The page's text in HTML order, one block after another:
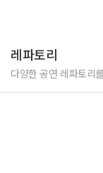
레파토리
다양한 공연 레파토리